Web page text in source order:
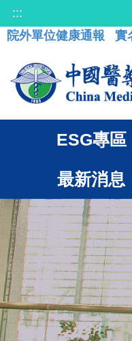
:::
院外單位健康通報
實
ESG專區
最新消息